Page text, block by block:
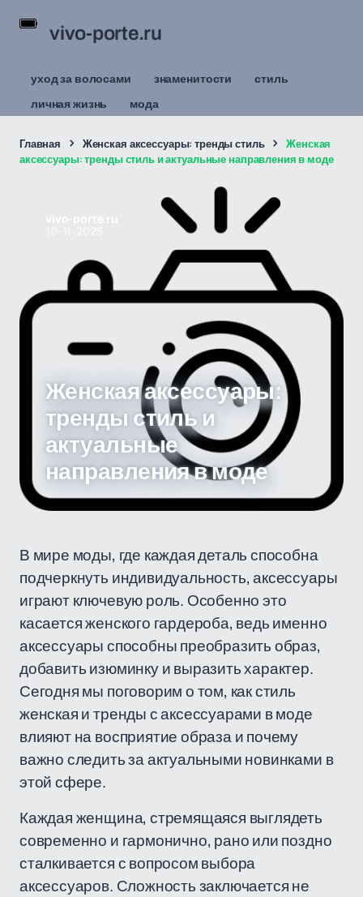
vivo-porte.ru
уход за волосами знаменитости
стиль
личная жизнь
мода
Главная Женская аксессуары: тренды стиль
Женская
аксессуары: тренды стиль и актуальные направления в моде
Женская аксессуары:
тренды стиль и
актуальные
направления в моде
В мире моды, где каждая деталь способна
подчеркнуть индивидуальность, аксессуары
играют ключевую роль. Особенно это
касается женского гардероба, ведь именно
аксессуары способны преобразить образ,
добавить изюминку и выразить характер.
Сегодня мы поговорим о том, как стиль
женская и тренды с аксессуарами в моде
влияют на восприятие образа и почему
важно следить за актуальными новинками в
этой сфере.
Каждая женщина, стремящаяся выглядеть
современно и гармонично, рано или поздно
сталкивается с вопросом выбора
аксессуаров. Сложность заключается не